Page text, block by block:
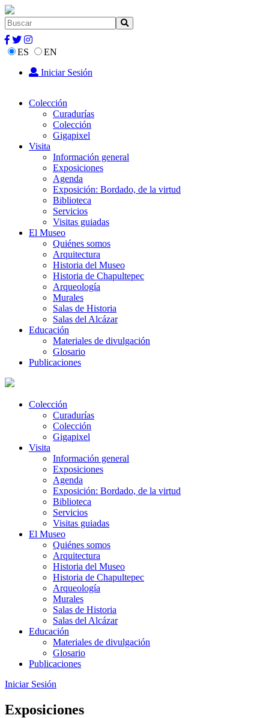
ES
EN
Iniciar Sesión
Colección
Curadurías
Colección
Gigapixel
Visita
Información general
Exposiciones
Agenda
Exposición: Bordado, de la virtud
Biblioteca
Servicios
Visitas guiadas
El Museo
Quiénes somos
Arquitectura
Historia del Museo
Historia de Chapultepec
Arqueología
Murales
Salas de Historia
Salas del Alcázar
Educación
Materiales de divulgación
Glosario
Publicaciones
Colección
Curadurías
Colección
Gigapixel
Visita
Información general
Exposiciones
Agenda
Exposición: Bordado, de la virtud
Biblioteca
Servicios
Visitas guiadas
El Museo
Quiénes somos
Arquitectura
Historia del Museo
Historia de Chapultepec
Arqueología
Murales
Salas de Historia
Salas del Alcázar
Educación
Materiales de divulgación
Glosario
Publicaciones
Iniciar Sesión
Exposiciones